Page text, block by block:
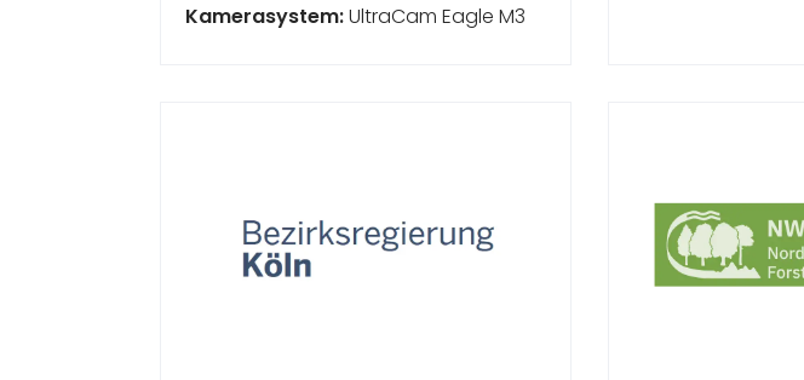
Kamerasystem:UltraCam Eagle M3